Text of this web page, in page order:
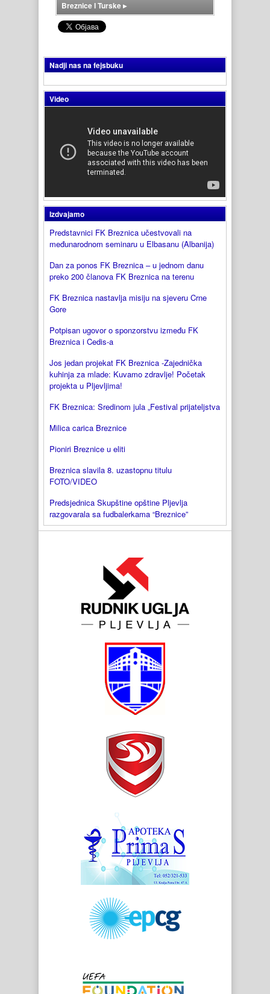
Breznice I Turske▸
Nadji nas na fejsbuku
Video
Izdvajamo
Predstavnici FK Breznica učestvovali na
međunarodnom seminaru u Elbasanu (Albanija)
Dan za ponos FK Breznica – u jednom danu
preko 200 članova FK Breznica na terenu
FK Breznica nastavlja misiju na sjeveru Crne
Gore
Potpisan ugovor o sponzorstvu između FK
Breznica i Cedis-a
Jos jedan projekat FK Breznica -Zajednička
kuhinja za mlade: Kuvamo zdravlje! Početak
projekta u Pljevljima!
FK Breznica: Sredinom jula „Festival prijateljstva
Milica carica Breznice
Pioniri Breznice u eliti
Breznica slavila 8. uzastopnu titulu
FOTO/VIDEO
Predsjednica Skupštine opštine Pljevlja
razgovarala sa fudbalerkama “Breznice”